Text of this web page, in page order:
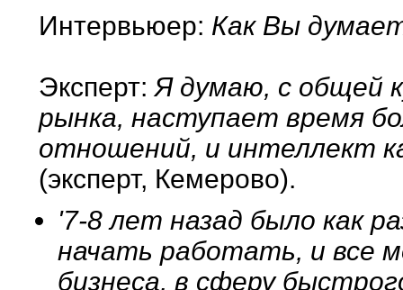
Интервьюер: Как Вы
Эксперт: Я думаю, с общей
рынка, наступает время
отношений, и интеллект
(эксперт, Кемерово).
'7-8 лет назад было как
начать работать, и все
бизнеса, в сферу